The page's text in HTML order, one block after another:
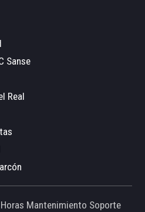
Sanse
Real
Mantenimiento Soporte